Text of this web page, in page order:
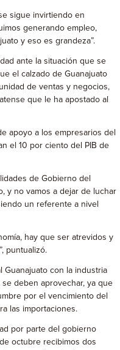
sigue invirtiendo en
generando empleo,
y eso es grandeza”.
ante la situación que se
el calzado de Guanajuato
de ventas y negocios,
que le ha apostado al
apoyo a los empresarios del
el 10 por ciento del PIB de
de Gobierno del
y no vamos a dejar de luchar
un referente a nivel
hay que ser atrevidos y
puntualizó.
con la industria
deben aprovechar, ya que
por el vencimiento del
las importaciones.
por parte del gobierno
octubre recibimos dos